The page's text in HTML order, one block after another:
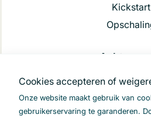
Cookies accepteren of
Onze website maakt gebruik van
gebruikerservaring te garanderen.
Kickstart
FAQ